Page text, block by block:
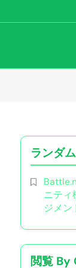
ランダ
ニティ
ジメン
閲覧